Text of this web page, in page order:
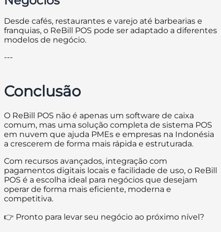
Desde cafés, restaurantes e varejo até barbearias e
franquias, o ReBill POS pode ser adaptado a diferentes
modelos de negócio.
---
Conclusão
O ReBill POS não é apenas um software de caixa
comum, mas uma solução completa de sistema POS
em nuvem que ajuda PMEs e empresas na Indonésia
a crescerem de forma mais rápida e estruturada.
Com recursos avançados, integração com
pagamentos digitais locais e facilidade de uso, o ReBill
POS é a escolha ideal para negócios que desejam
operar de forma mais eficiente, moderna e
competitiva.
👉 Pronto para levar seu negócio ao próximo nível?